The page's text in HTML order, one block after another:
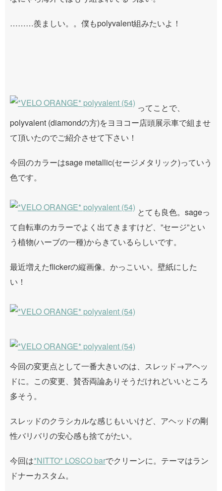
………羨ましい。。僕もpolyvalent組みたいよ！
ってことで、
polyvalent (diamondの方)をヨヨコー店頭展示車で組ませ
て頂いたのでご紹介させて下さい！
今回のカラーはsage metallic(セージメタリック)っていう
色です。
とても良色。sageっ
て自転車のカラーでよく出てきますけど、”セージ”とい
う植物(ハーブの一種)からきているらしいです。
最近増えたflickerの縦画像。かっこいい。壁紙にした
い！
今回の変更点として一番大きいのは、スレッド→アヘッ
ドに。この変更、賛否両論ありそうだけれどいいところ
多そう。
スレッドのクラシカルな感じもいいけど、アヘッドの剛
性バリバリの安心感も捨てがたい。
今回は*NITTO* LOSCO barでクリーンに。テーマはラン
ドナーカスタム。